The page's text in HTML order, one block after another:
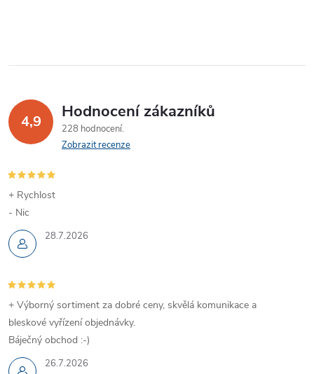
4,9 Hodnocení zákazníků
228 hodnocení
Zobrazit recenze
28.7.2026
+ Rychlost
- Nic
26.7.2026
+ Výborný sortiment za dobré ceny, skvělá komunikace a
bleskové vyřízení objednávky.
Báječný obchod :-)